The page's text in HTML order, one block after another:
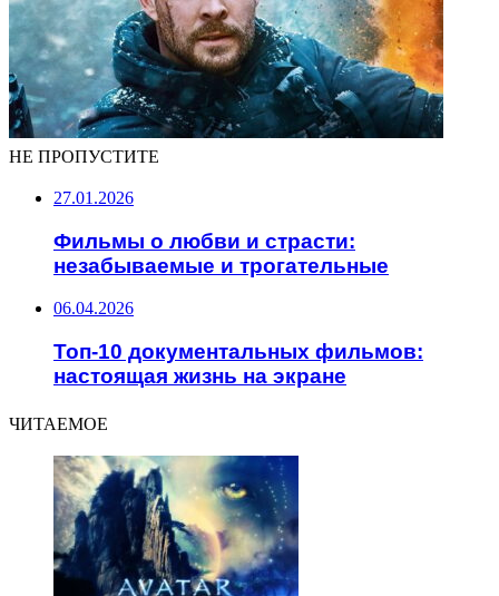
НЕ ПРОПУСТИТЕ
27.01.2026
Фильмы о любви и страсти:
незабываемые и трогательные
06.04.2026
Топ-10 документальных фильмов:
настоящая жизнь на экране
ЧИТАЕМОЕ